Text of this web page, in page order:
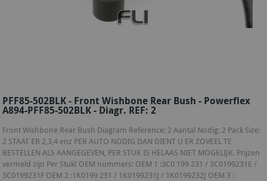
PFF85-502BLK - Front Wishbone Rear Bush - Powerflex
A894-PFF85-502BLK - Diagr. REF: 2
Front Wishbone Rear Bush Diagram Reference: 2 Aantal Nodig: 2 Pack Size:
2 STAAT ER 2,3,4 enz PER AUTO NODIG DAN DIENT U ER ZOVEEL TE
BESTELLEN ALS AANGEGEVEN, PER STUK IS HELAAS NIET MOGELIJK. Prijzen
vermeld zijn Per Stuk! OEM nummers: OEM 1 :3C0 199 231 / 3C0199231E /
3C0199231F OEM 2 :1K0199 231 / 1K0199231J / 1K0199232J OEM 3 :